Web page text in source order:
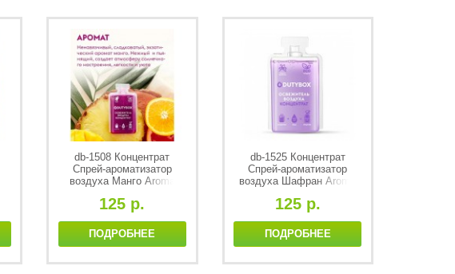
db-1508 Концентрат
Спрей-ароматизатор
воздуха Манго Aroma
125 р.
ПОДРОБНЕЕ
db-1525 Концентрат
Спрей-ароматизатор
воздуха Шафран Aroma
125 р.
ПОДРОБНЕЕ